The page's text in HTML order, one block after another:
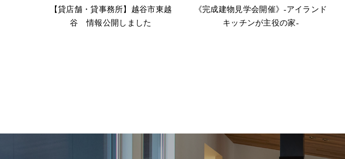
【貸店舗・貸事務所】越谷市東越
谷 情報公開しました
《完成建物見学会開催》-アイランド
キッチンが主役の家-